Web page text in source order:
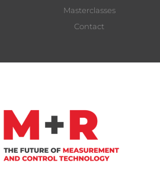
Masterclasses
Contact